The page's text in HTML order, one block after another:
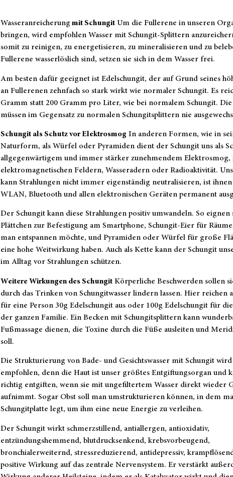
Wasseranreicherung mit Schungit Um die Fullerene in unseren
bringen, wird empfohlen Wasser mit Schungit-Splittern
somit zu reinigen, zu energetisieren, zu mineralisieren und zu
Fullerene wasserlöslich sind, setzen sie sich in dem Wasser frei.
Am besten dafür geeignet ist Edelschungit, der auf Grund seines
an Fullerenen zehnfach so stark wirkt wie normaler Schungit. Es
Gramm statt 200 Gramm pro Liter, wie bei normalem Schungit.
müssen im Gegensatz zu normalen Schungitsplittern nie
Schungit als Schutz vor Elektrosmog In anderen Formen, wie in
Naturform, als Würfel oder Pyramiden dient der Schungit uns als
allgegenwärtigem und immer stärker zunehmendem Elektrosmog,
elektromagnetischen Feldern, Wasseradern oder Radioaktivität.
kann Strahlungen nicht immer eigenständig neutralisieren, ist
WLAN, Bluetooth und allen elektronischen Geräten permanent
Der Schungit kann diese Strahlungen positiv umwandeln. So eignen
Plättchen zur Befestigung am Smartphone, Schungit-Eier für
man entspannen möchte, und Pyramiden oder Würfel für große
eine hohe Weitwirkung haben. Auch als Kette kann der Schungit
im Alltag vor Strahlungen schützen.
Weitere Wirkungen des Schungit Körperliche Beschwerden sollen
durch das Trinken von Schungitwasser lindern lassen. Hier reichen
für eine Person 30g Edelschungit aus oder 100g Edelschungit für
der ganzen Familie. Ein Becken mit Schungitsplittern kann
Fußmassage dienen, die Toxine durch die Füße ausleiten und
soll.
Die Strukturierung von Bade- und Gesichtswasser mit Schungit wird
empfohlen, denn die Haut ist unser größtes Entgiftungsorgan und
richtig entgiften, wenn sie mit ungefiltertem Wasser direkt wieder
aufnimmt. Sogar Obst soll man umstrukturieren können, in dem
Schungitplatte legt, um ihm eine neue Energie zu verleihen.
Der Schungit wirkt schmerzstillend, antiallergen, antioxidativ,
entzündungshemmend, blutdrucksenkend, krebsvorbeugend,
bronchialerweiternd, stressreduzierend, antidepressiv,
positive Wirkung auf das zentrale Nervensystem. Er verstärkt